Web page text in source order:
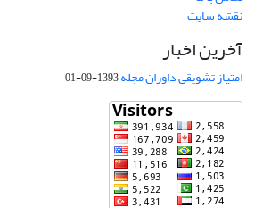
نقشه سایت
آخرین اخبار
امتیاز تشویقی داوران مجله1393-09-01